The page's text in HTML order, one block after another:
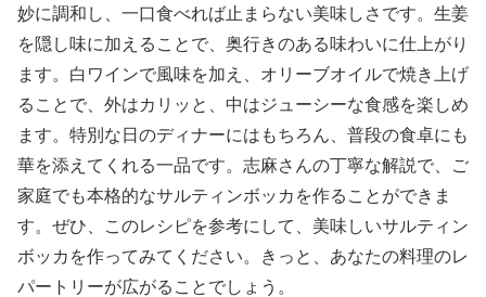
妙に調和し、一口食べれば止まらない美味しさです。生姜
を隠し味に加えることで、奥行きのある味わいに仕上がり
ます。白ワインで風味を加え、オリーブオイルで焼き上げ
ることで、外はカリッと、中はジューシーな食感を楽しめ
ます。特別な日のディナーにはもちろん、普段の食卓にも
華を添えてくれる一品です。志麻さんの丁寧な解説で、ご
家庭でも本格的なサルティンボッカを作ることができま
す。ぜひ、このレシピを参考にして、美味しいサルティン
ボッカを作ってみてください。きっと、あなたの料理のレ
パートリーが広がることでしょう。